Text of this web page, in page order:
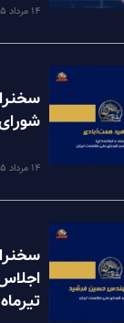
۱۴ مرداد ۱۴۰۵
شورای
۱۴ مرداد ۱۴۰۵
تیرماه